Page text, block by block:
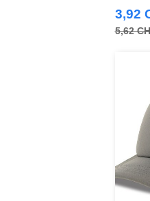
3,92
5,62